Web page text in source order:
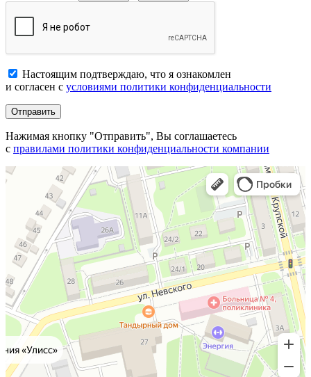
Настоящим подтверждаю, что я ознакомлен
и согласен с условиями политики конфиденциальности
Отправить
Нажимая кнопку "Отправить", Вы соглашаетесь
с правилами политики конфиденциальности компании